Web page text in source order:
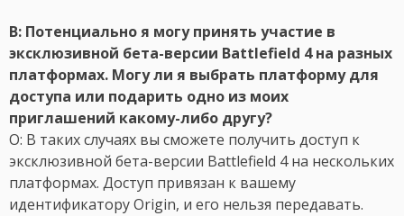
В: Потенциально я могу принять участие в
эксклюзивной бета-версии Battlefield 4 на разных
платформах. Могу ли я выбрать платформу для
доступа или подарить одно из моих
приглашений какому-либо другу?
О: В таких случаях вы сможете получить доступ к
эксклюзивной бета-версии Battlefield 4 на нескольких
платформах. Доступ привязан к вашему
идентификатору Origin, и его нельзя передавать.